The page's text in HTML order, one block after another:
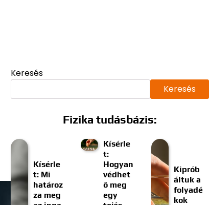
Keresés
Keresés
Fizika tudásbázis:
Kísérle
t: Mi
határoz
za meg
Kísérle
t:
Hogyan
védhet
ő meg
egy
Kiprób
áltuk a
folyadé
kok